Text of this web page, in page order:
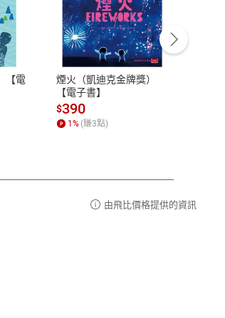
資訊
週一到週五 10:00-12:00、
(國定假日及例假日休息)
0080-1857077
【電
煙火（凱迪克金牌獎）
【電子書】
$390
1% (賺3點)
由飛比價格提供的資訊